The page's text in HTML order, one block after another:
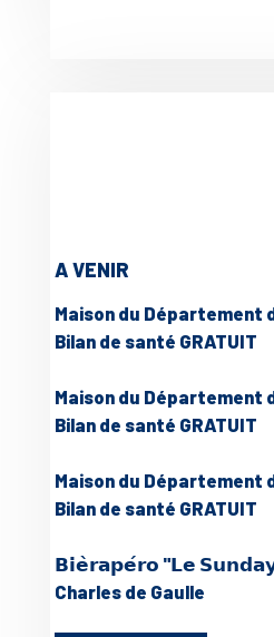
A VENIR
Maison du Département
Bilan de santé GRATUIT
Maison du Département
Bilan de santé GRATUIT
Maison du Département
Bilan de santé GRATUIT
𝗕𝗶𝗲̀𝗿𝗮𝗽𝗲́𝗿𝗼 "𝗟𝗲
Charles de Gaulle